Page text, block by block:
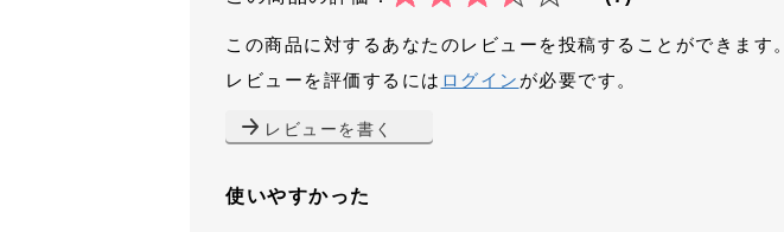
この商品に対するあなたのレビューを投稿することができます。
レビューを評価するには ログイン が必要です。
レビューを書く
使いやすかった